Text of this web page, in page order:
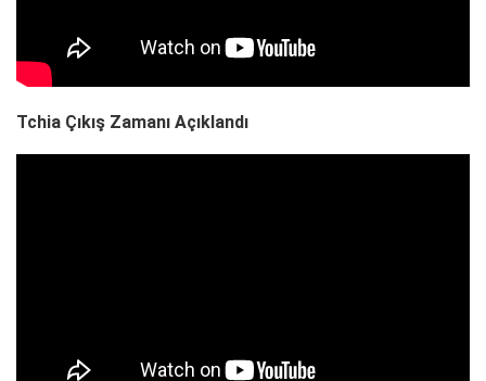
Tchia Çıkış Zamanı Açıklandı